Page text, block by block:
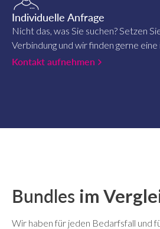
Individuelle Anfrage
Nicht das, was Sie suchen? Setzen
Verbindung und wir finden gerne eine
Kontakt aufnehmen
Bundles im
Wir haben für jeden Bedarfsfall und